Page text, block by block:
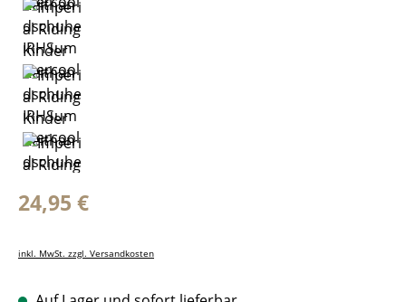
Regulärer Preis:
24,95 €
inkl. MwSt. zzgl. Versandkosten